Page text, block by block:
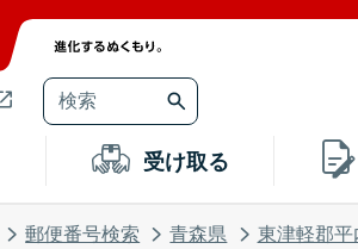
受け取る
郵便番号検索 青森県 東津軽郡